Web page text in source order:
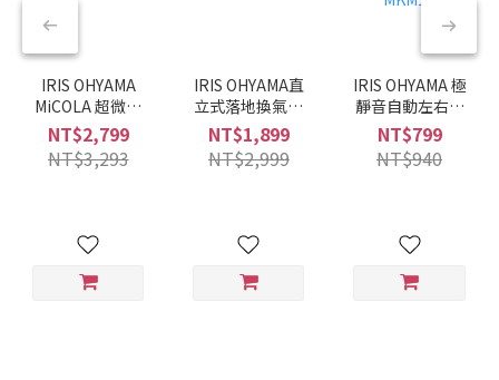
IRIS OHYAMA
MiCOLA 超微細
泡蓮蓬頭 SH-
M01-W
NT$2,799
NT$3,293
IRIS OHYAMA直
立式落地換氣風
扇 遙控款 STF-
AC15T
NT$1,899
NT$2,999
IRIS OHYAMA 極
靜音自動左右擺
動DC循環扇
TAF-MKM10
NT$799
NT$940